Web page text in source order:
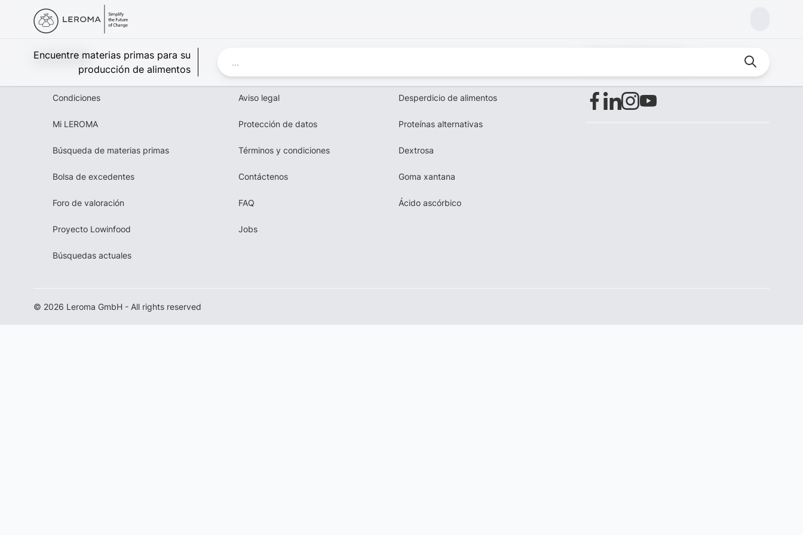
Encuentre materias primas para su
producción de alimentos
Leroma
Condiciones
Mi LEROMA
Búsqueda de materias primas
Bolsa de excedentes
Foro de valoración
Proyecto Lowinfood
Búsquedas actuales
Aviso legal
Protección de datos
Términos y condiciones
Contáctenos
FAQ
Jobs
Desperdicio de alimentos
Proteínas alternativas
Dextrosa
Goma xantana
Ácido ascórbico
© 2026 Leroma GmbH - All rights reserved